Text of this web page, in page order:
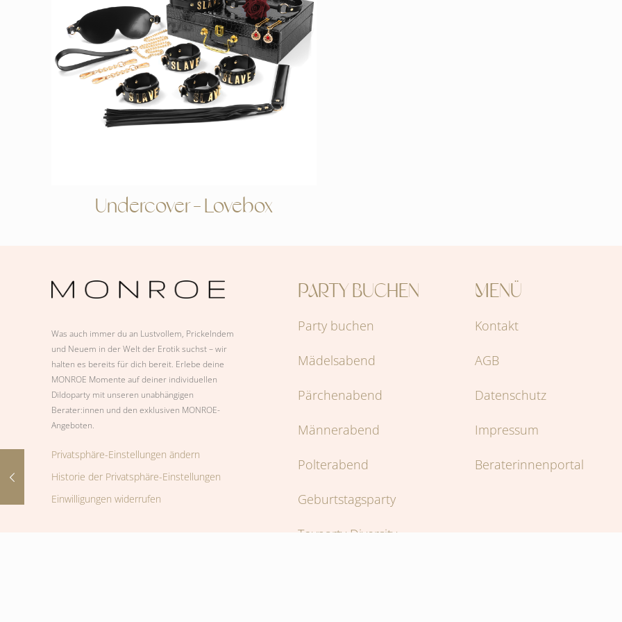
Undercover – Lovebox
Was auch immer du an Lustvollem, Prickelndem
und Neuem in der Welt der Erotik suchst – wir
halten es bereits für dich bereit. Erlebe deine
MONROE Momente auf deiner individuellen
Dildoparty mit unseren unabhängigen
Berater:innen und den exklusiven MONROE-
Angeboten.
Privatsphäre-Einstellungen ändern
Historie der Privatsphäre-Einstellungen
Einwilligungen widerrufen
PARTY BUCHEN
Party buchen
Mädelsabend
Pärchenabend
Männerabend
Polterabend
Geburtstagsparty
Toyparty Diversity
MENÜ
Kontakt
AGB
Datenschutz
Impressum
Beraterinnenportal